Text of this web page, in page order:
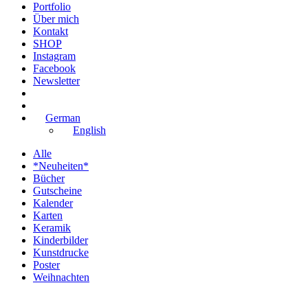
Portfolio
Über mich
Kontakt
SHOP
Instagram
Facebook
Newsletter
German
English
Alle
*Neuheiten*
Bücher
Gutscheine
Kalender
Karten
Keramik
Kinderbilder
Kunstdrucke
Poster
Weihnachten